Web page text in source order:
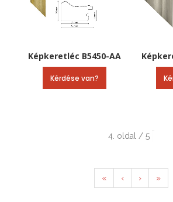
Képkeretléc B5450-AA
Kérdése van?
4. oldal / 5
« ‹ › »